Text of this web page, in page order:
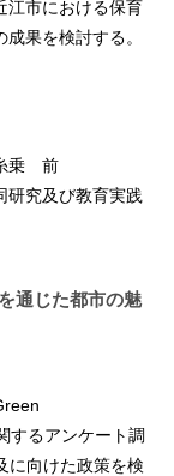
江市における保育
果を検討する。
乗 前
研究及び教育実践
通じた都市の魅
するアンケート調
に向けた政策を検